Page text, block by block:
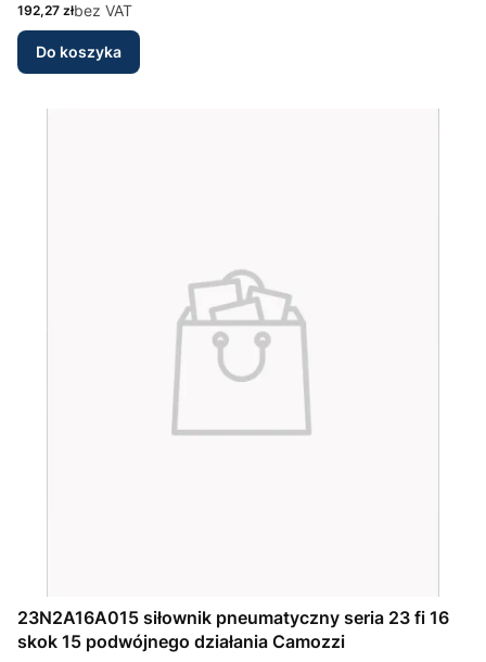
Cena
192,27 złbez VAT
Do koszyka
23N2A16A015 siłownik pneumatyczny seria 23 fi 16
skok 15 podwójnego działania Camozzi